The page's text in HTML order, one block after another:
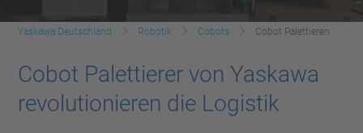
Yaskawa Deutschland Robotik Cobots Cobot Palettieren
Cobot Palettierer von Yaskawa
revolutionieren die Logistik